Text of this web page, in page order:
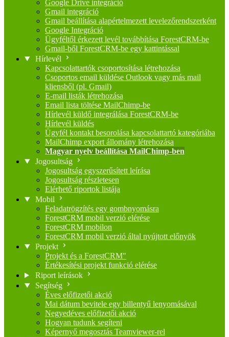
Google Drive integráció
Gmail integráció
Gmail beállítása alapértelmezett levelezőrendszerként
Google Integráció
Ügyféltől érkezett levél továbbítása ForestCRM-be
Gmail-ből ForestCRM-be egy kattintással
Hírlevél
Kapcsolattartók csoportosítása létrehozása
Csoportos email küldése Outlook vagy más mail
kliensből (pl. Gmail)
E-mail listák létrehozása
Email lista töltése MailChimp-be
Hírlevél küldő integrálása ForestCRM-be
Hírlevél küldés
Ügyfél kontakt besorolása kapcsolattartó kategóriába
MailChimp export állomány létrehozása
Magyar nyelv beállítása MailChimp-ben
Jogosultság
Jogosultság egyszerűsített leírása
Jogosultság részletesen
Elérhető riportok listája
Mobil
Feladatrögzítés egy gombnyomásra
ForestCRM mobil verzió elérése
ForestCRM mobilon
ForestCRM mobil verzió által nyújtott előnyök
Projekt
Projekt és a ForestCRM"
Értékesítési projekt funkció elérése
Riport leírások
Segítség
Éves előfizetői akció
Mai dátum bevitele egy billentyű lenyomásával
Negyedéves előfizetői akció
Hogyan tudunk segíteni
Képernyő megosztás Teamviewer-rel